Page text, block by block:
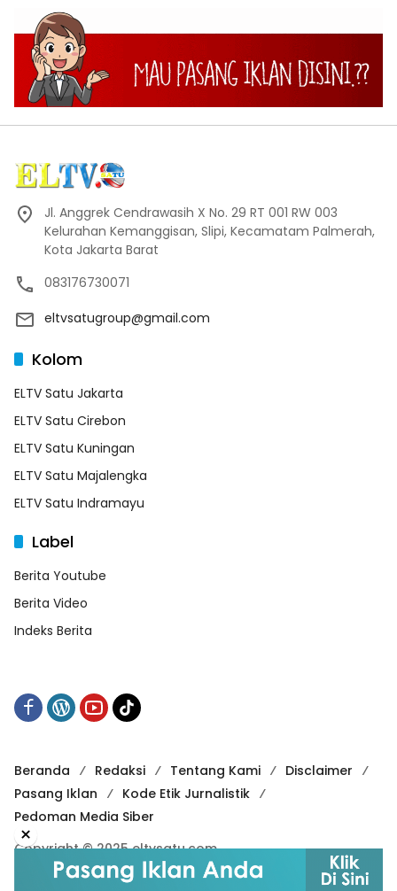
Jl. Anggrek Cendrawasih X No. 29 RT 001 RW 003
Kelurahan Kemanggisan, Slipi, Kecamatam Palmerah,
Kota Jakarta Barat
083176730071
eltvsatugroup@gmail.com
Kolom
ELTV Satu Jakarta
ELTV Satu Cirebon
ELTV Satu Kuningan
ELTV Satu Majalengka
ELTV Satu Indramayu
Label
Berita Youtube
Berita Video
Indeks Berita
Beranda Redaksi Tentang Kami
Disclaimer
Pasang Iklan
Kode Etik Jurnalistik
Pedoman Media Siber
Copyright © 2025 eltvsatu.com
×